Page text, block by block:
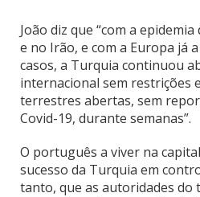
João diz que “com a
e no Irão, e com a Europa já
casos, a Turquia continuou
internacional sem restrições
terrestres abertas, sem
Covid-19, durante semanas”.
O português a viver na
sucesso da Turquia em
tanto, que as autoridades